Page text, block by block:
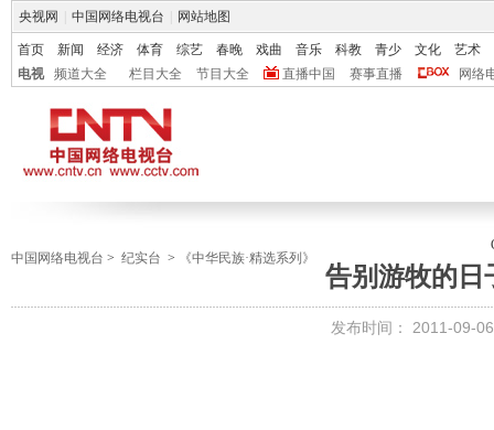
央视网 中国网络电视台 网站地图
首页 新闻 经济 体育 综艺 春晚 戏曲 音乐 科教 青少 文化
艺术
电视
频道大全 栏目大全 节目大全 直播中国 赛事直播 网络
中国网络电视台 > 纪实台 > 《中华民族·精选系列》
告别游牧的日
发布时间： 2011-09-